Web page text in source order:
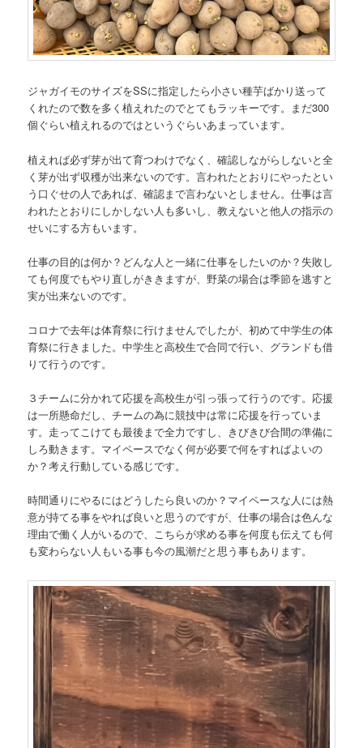
ジャガイモのサイズをSSに指定したら小さい種芋ばかり送って
くれたので数を多く植えれたのでとてもラッキーです。まだ300
個ぐらい植えれるのではというぐらいあまっています。
植えれば必ず芽が出て育つわけでなく、確認しながらしないと全
く芽が出ず収穫が出来ないのです。言われたとおりにやったとい
う口ぐせの人であれば、確認まで言わないとしません。仕事は言
われたとおりにしかしない人も多いし、教えないと他人の指示の
せいにする方もいます。
仕事の目的は何か？どんな人と一緒に仕事をしたいのか？失敗し
ても何度でもやり直しがききますが、野菜の場合は季節を逃すと
実が出来ないのです。
コロナで去年は体育祭に行けませんでしたが、初めて中学生の体
育祭に行きました。中学生と高校生で合同で行い、グランドも借
りて行うのです。
３チームに分かれて応援を高校生が引っ張って行うのです。応援
は一所懸命だし、チームの為に競技中は常に応援を行っていま
す。走ってこけても最後まで全力ですし、きびきび合間の準備に
しろ動きます。マイペースでなく何が必要で何をすればよいの
か？考え行動している感じです。
時間通りにやるにはどうしたら良いのか？マイペースな人には熱
意が持てる事をやれば良いと思うのですが、仕事の場合は色んな
理由で働く人がいるので、こちらが求める事を何度も伝えても何
も変わらない人もいる事も今の風潮だと思う事もあります。